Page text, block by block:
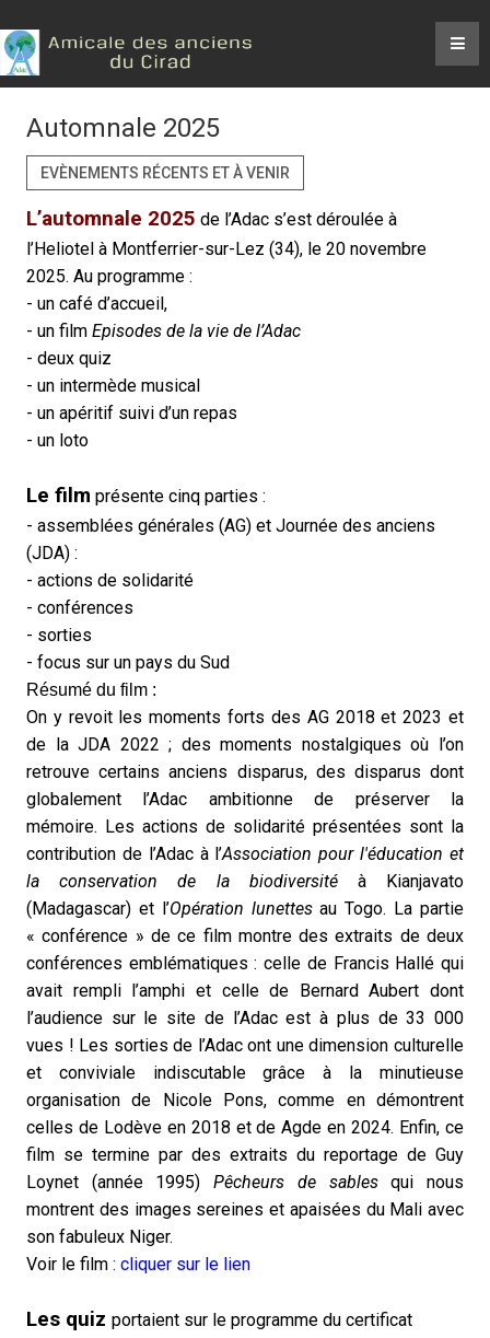
Automnale 2025
EVÈNEMENTS RÉCENTS ET À VENIR
L’automnale 2025 de l’Adac s’est déroulée à
l’Heliotel à Montferrier-sur-Lez (34), le 20 novembre
2025. Au programme :
- un café d’accueil,
- un film Episodes de la vie de l’Adac
- deux quiz
- un intermède musical
- un apéritif suivi d’un repas
- un loto
Le film présente cinq parties :
- assemblées générales (AG) et Journée des anciens
(JDA) :
- actions de solidarité
- conférences
- sorties
- focus sur un pays du Sud
Résumé du film :
On y revoit les moments forts des AG 2018 et 2023 et
de la JDA 2022 ; des moments nostalgiques où l’on
retrouve certains anciens disparus, des disparus dont
globalement l’Adac ambitionne de préserver la
mémoire. Les actions de solidarité présentées sont la
contribution de l’Adac à l’Association pour l'éducation et
la conservation de la biodiversitéà Kianjavato
(Madagascar) et l’Opération lunettesau Togo. La partie
« conférence » de ce film montre des extraits de deux
conférences emblématiques : celle de Francis Hallé qui
avait rempli l’amphi et celle de Bernard Aubert dont
l’audience sur le site de l’Adac est à plus de 33 000
vues ! Les sorties de l’Adac ont une dimension culturelle
et conviviale indiscutable grâce à la minutieuse
organisation de Nicole Pons, comme en démontrent
celles de Lodève en 2018 et de Agde en 2024. Enfin, ce
film se termine par des extraits du reportage de Guy
Loynet (année 1995)Pêcheurs de sablesqui nous
montrent des images sereines et apaisées du Mali avec
son fabuleux Niger.
Voir le film : cliquer sur le lien
Les quiz portaient sur le programme du certificat